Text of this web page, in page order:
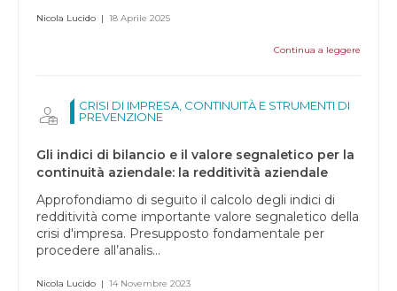
Nicola Lucido | 18 Aprile 2025
Continua a leggere
CRISI DI IMPRESA, CONTINUITÀ E STRUMENTI DI
PREVENZIONE
Gli indici di bilancio e il valore segnaletico per la
continuità aziendale: la redditività aziendale
Approfondiamo di seguito il calcolo degli indici di
redditività come importante valore segnaletico della
crisi d'impresa. Presupposto fondamentale per
procedere all’analis...
Nicola Lucido | 14 Novembre 2023